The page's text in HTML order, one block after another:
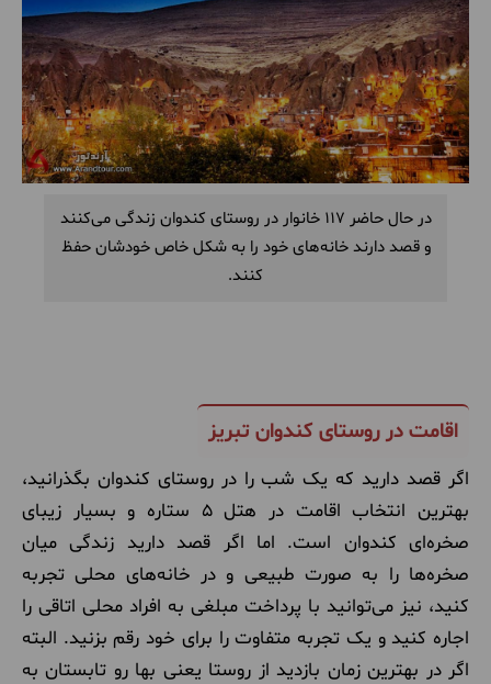
در حال حاضر 117 خانوار در روستای کندوان زندگی می‌کنند
و قصد دارند خانه‌های خود را به شکل خاص خودشان حفظ
کنند.
اقامت در روستای کندوان تبریز
اگر قصد دارید که یک شب را در روستای کندوان بگذرانید،
بهترین انتخاب اقامت در هتل 5 ستاره و بسیار زیبای
صخره‌ای کندوان است. اما اگر قصد دارید زندگی میان
صخره‌ها را به صورت طبیعی و در خانه‌های محلی تجربه
کنید، نیز می‌توانید با پرداخت مبلغی به افراد محلی اتاقی را
اجاره کنید و یک تجربه متفاوت را برای خود رقم بزنید. البته
اگر در بهترین زمان بازدید از روستا یعنی بها رو تابستان به